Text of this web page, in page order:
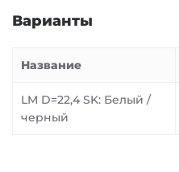
Варианты
Название
LM D=22,4 SK: Белый /
черный